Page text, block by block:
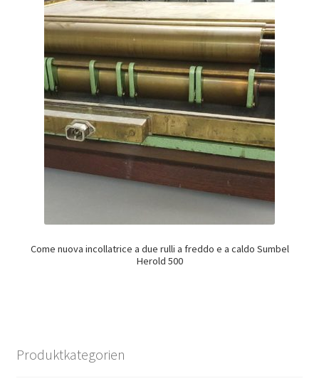
Come nuova incollatrice a due rulli a freddo e a caldo Sumbel
Herold 500
Produktkategorien